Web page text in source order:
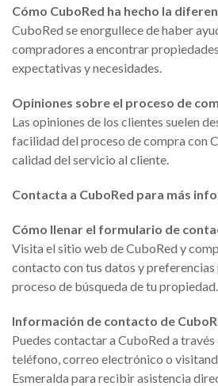
Cómo CuboRed ha hecho la
CuboRed se enorgullece de haber
compradores a encontrar
expectativas y necesidades.
Opiniones sobre el proceso de
Las opiniones de los clientes suelen
facilidad del proceso de compra con
calidad del servicio al cliente.
Contacta a CuboRed para más
Cómo llenar el formulario de
Visita el sitio web de CuboRed y
contacto con tus datos y preferencias
proceso de búsqueda de tu propiedad.
Información de contacto de
Puedes contactar a CuboRed a través
teléfono, correo electrónico o
Esmeralda para recibir asistencia